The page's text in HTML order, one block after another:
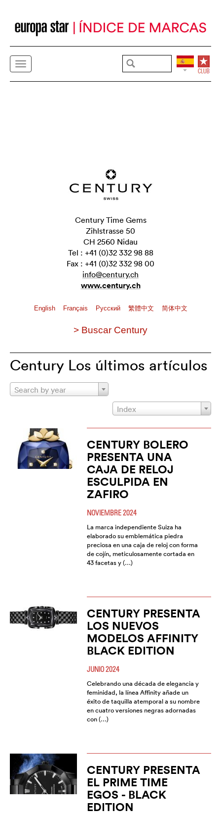
Century Time Gems
Zihlstrasse 50
CH 2560 Nidau
Tel : +41 (0)32 332 98 88
Fax : +41 (0)32 332 98 00
info@century.ch
www.century.ch
English Français Pусский 繁體中文 简体中文
> Buscar Century
Century Los últimos artículos
Search by year
Index
CENTURY BOLERO
PRESENTA UNA
CAJA DE RELOJ
ESCULPIDA EN
ZAFIRO
NOVIEMBRE 2024
La marca independiente Suiza ha
elaborado su emblemática piedra
preciosa en una caja de reloj con forma
de cojín, meticulosamente cortada en
43 facetas y (…)
CENTURY PRESENTA
LOS NUEVOS
MODELOS AFFINITY
BLACK EDITION
JUNIO 2024
Celebrando una década de elegancia y
feminidad, la línea Affinity añade un
éxito de taquilla atemporal a su nombre
en cuatro versiones negras adornadas
con (…)
CENTURY PRESENTA
EL PRIME TIME
EGOS - BLACK
EDITION